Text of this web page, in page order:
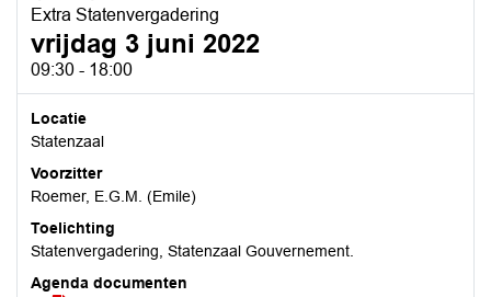
Extra Statenvergadering
vrijdag 3 juni 2022
09:30 - 18:00
Locatie
Statenzaal
Voorzitter
Roemer, E.G.M. (Emile)
Toelichting
Statenvergadering, Statenzaal Gouvernement.
Agenda documenten